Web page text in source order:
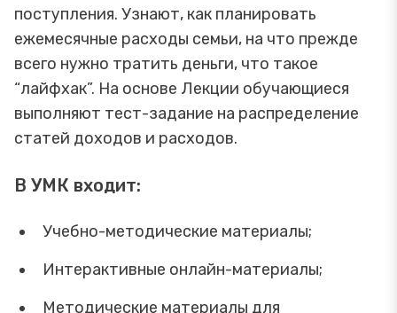
поступления. Узнают, как планировать
ежемесячные расходы семьи, на что прежде
всего нужно тратить деньги, что такое
“лайфхак”. На основе Лекции обучающиеся
выполняют тест-задание на распределение
статей доходов и расходов.
В УМК входит:
Учебно-методические материалы;
Интерактивные онлайн-материалы;
Методические материалы для